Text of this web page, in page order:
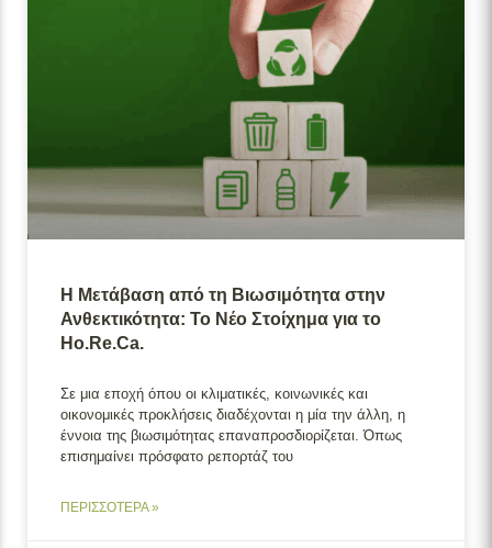
Η Μετάβαση από τη Βιωσιμότητα στην
Ανθεκτικότητα: Το Νέο Στοίχημα για το
Ho.Re.Ca.
Σε μια εποχή όπου οι κλιματικές, κοινωνικές και
οικονομικές προκλήσεις διαδέχονται η μία την άλλη, η
έννοια της βιωσιμότητας επαναπροσδιορίζεται. Όπως
επισημαίνει πρόσφατο ρεπορτάζ του
ΠΕΡΙΣΣΟΤΕΡΑ »